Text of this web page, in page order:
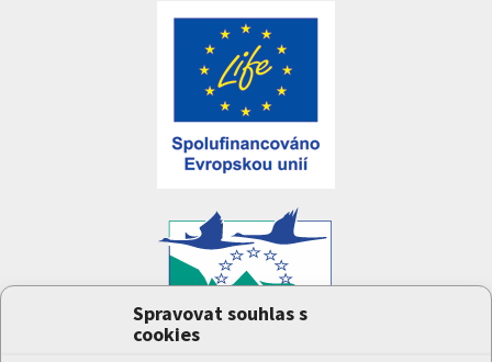
Spravovat souhlas s
cookies